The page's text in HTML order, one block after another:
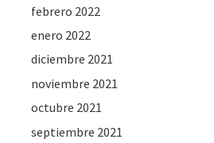
febrero 2022
enero 2022
diciembre 2021
noviembre 2021
octubre 2021
septiembre 2021